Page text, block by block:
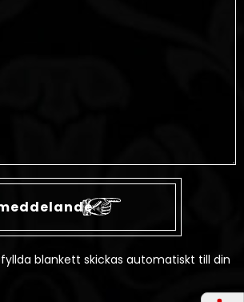
blankett skickas automatiskt till din